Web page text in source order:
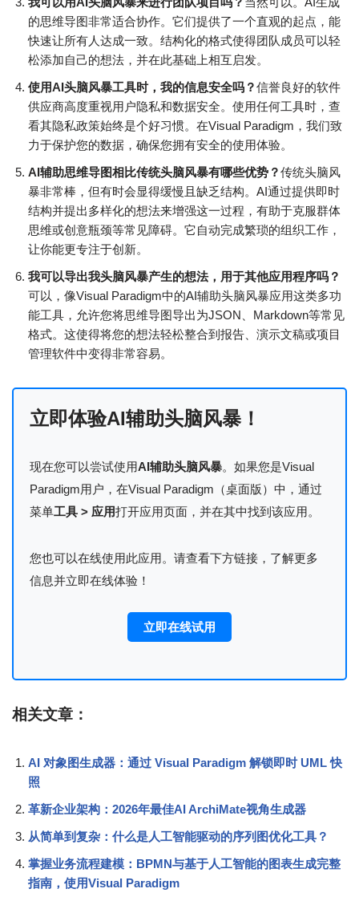
的思维导图非常适合协作。它们提供了一个直观的起点，能
快速让所有人达成一致。结构化的格式使得团队成员可以轻
松添加自己的想法，并在此基础上相互启发。
使用AI头脑风暴工具时，我的信息安全吗？信誉良好的软件
供应商高度重视用户隐私和数据安全。使用任何工具时，查
看其隐私政策始终是个好习惯。在Visual Paradigm，我们致
力于保护您的数据，确保您拥有安全的使用体验。
AI辅助思维导图相比传统头脑风暴有哪些优势？传统头脑风
暴非常棒，但有时会显得缓慢且缺乏结构。AI通过提供即时
结构并提出多样化的想法来增强这一过程，有助于克服群体
思维或创意瓶颈等常见障碍。它自动完成繁琐的组织工作，
让你能更专注于创新。
我可以导出我头脑风暴产生的想法，用于其他应用程序吗？
可以，像Visual Paradigm中的AI辅助头脑风暴应用这类多功
能工具，允许您将思维导图导出为JSON、Markdown等常见
格式。这使得将您的想法轻松整合到报告、演示文稿或项目
管理软件中变得非常容易。
立即体验AI辅助头脑风暴！
现在您可以尝试使用AI辅助头脑风暴。如果您是Visual
Paradigm用户，在Visual Paradigm（桌面版）中，通过
菜单工具 > 应用打开应用页面，并在其中找到该应用。
您也可以在线使用此应用。请查看下方链接，了解更多
信息并立即在线体验！
立即在线试用
相关文章：
AI 对象图生成器：通过 Visual Paradigm 解锁即时 UML 快
照
革新企业架构：2026年最佳AI ArchiMate视角生成器
从简单到复杂：什么是人工智能驱动的序列图优化工具？
掌握业务流程建模：BPMN与基于人工智能的图表生成完整
指南，使用Visual Paradigm